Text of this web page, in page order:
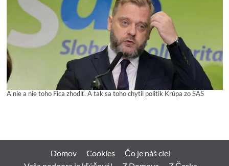
A nie a nie toho Fica zhodiť. A tak sa toho chytil politik Krúpa zo SAS
Domov Cookies
Čo je náš ciel